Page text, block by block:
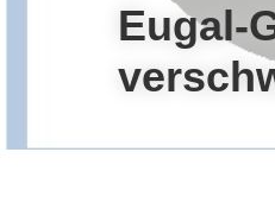
Eugal-